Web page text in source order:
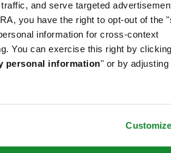
and serve targeted
you have the right to opt-out of the
information for cross-context
You can exercise this right by
personal information" or by adjusting